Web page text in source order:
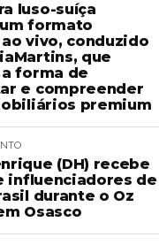
luso-suíça
formato
vivo, conduzido
que
forma de
e compreender
premium
(DH) recebe
influenciadores de
durante o Oz
Osasco